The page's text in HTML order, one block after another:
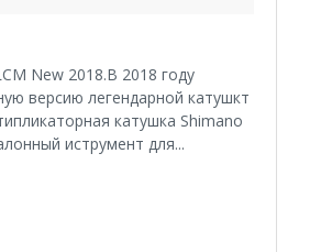
New 2018.В 2018 году
версию легендарной катушкт
катушка Shimano
иструмент для...